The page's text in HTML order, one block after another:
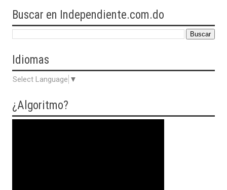
Buscar en Independiente.com.do
Idiomas
Select Language ▼
¿Algoritmo?